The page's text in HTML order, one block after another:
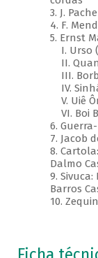
3. J.
4. F.
5. Ernst
I. Urso
II.
III.
IV.
V. Uiê
VI. Boi
6.
7. Jacob
8.
Dalmo
9.
Barros
10.